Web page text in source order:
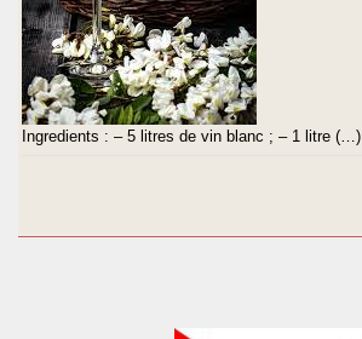
Ingredients : – 5 litres de vin blanc ; – 1 litre (…)